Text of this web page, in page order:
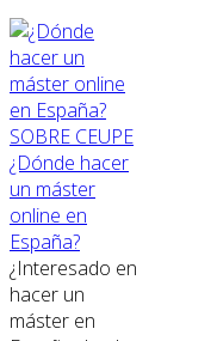
SOBRE CEUPE
¿Dónde hacer
un máster
online en
España?
¿Interesado en
hacer un
máster en